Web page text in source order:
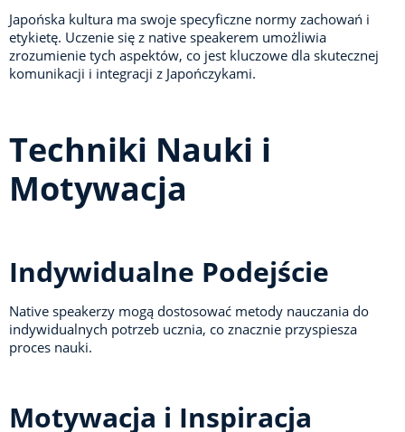
Japońska kultura ma swoje specyficzne normy zachowań i
etykietę. Uczenie się z native speakerem umożliwia
zrozumienie tych aspektów, co jest kluczowe dla skutecznej
komunikacji i integracji z Japończykami.
Techniki Nauki i
Motywacja
Indywidualne Podejście
Native speakerzy mogą dostosować metody nauczania do
indywidualnych potrzeb ucznia, co znacznie przyspiesza
proces nauki.
Motywacja i Inspiracja